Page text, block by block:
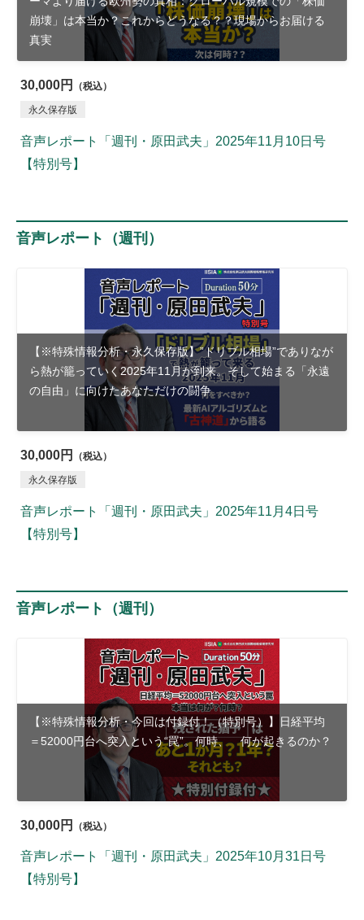
崩壊」は本当か？これからどうなる？？現場からお届ける
真実
30,000円 （税込）
永久保存版
音声レポート「週刊・原田武夫」2025年11月10日号
【特別号】
音声レポート（週刊）
【※特殊情報分析・永久保存版】”ドリブル相場”でありなが
ら熱が籠っていく2025年11月が到来。そして始まる「永遠
の自由」に向けたあなただけの闘争
30,000円 （税込）
永久保存版
音声レポート「週刊・原田武夫」2025年11月4日号
【特別号】
音声レポート（週刊）
【※特殊情報分析・今回は付録付！（特別号）】日経平均
＝52000円台へ突入という“罠”。何時、 何が起きるのか？
30,000円 （税込）
音声レポート「週刊・原田武夫」2025年10月31日号
【特別号】